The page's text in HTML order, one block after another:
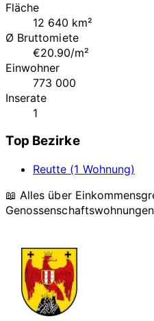
Fläche
12 640 km²
Ø Bruttomiete
€20.90/m²
Einwohner
773 000
Inserate
1
Top Bezirke
Reutte (1 Wohnung)
📖 Alles über